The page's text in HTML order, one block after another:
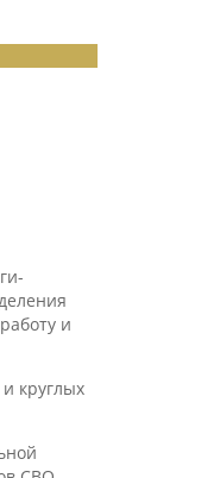
и
круглых